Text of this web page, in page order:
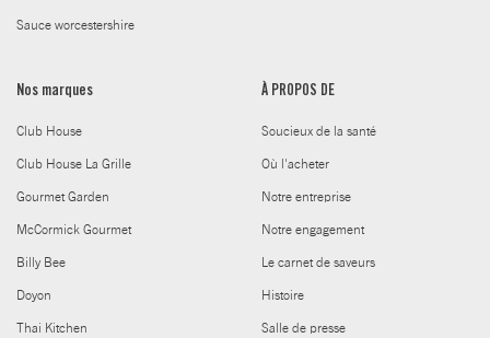
Sauce worcestershire
Nos marques
Club House
Club House La Grille
Gourmet Garden
McCormick Gourmet
Billy Bee
Doyon
Thai Kitchen
À PROPOS DE
Soucieux de la santé
Où l'acheter
Notre entreprise
Notre engagement
Le carnet de saveurs
Histoire
Salle de presse